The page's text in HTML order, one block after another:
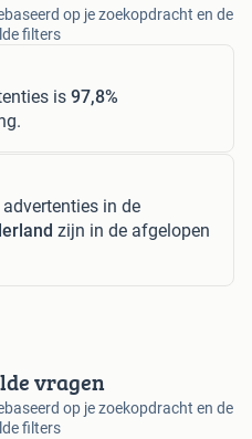
op je zoekopdracht en de
filters
is 97,8%
advertenties in de
zijn in de afgelopen
vragen
op je zoekopdracht en de
filters